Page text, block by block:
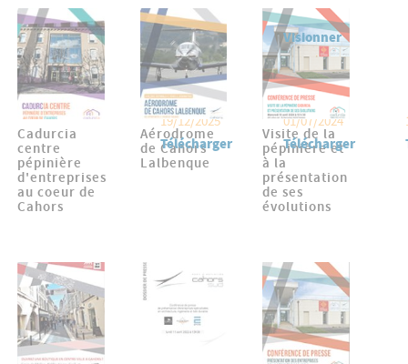
19/12/2025
Cadurcia
centre
pépinière
d'entreprises
au coeur de
Cahors
Télécharger
01/07/2024
Aérodrome
de Cahors
Lalbenque
Télécharger
Visionner
Visite de la
pépinière et
à la
présentation
de ses
évolutions